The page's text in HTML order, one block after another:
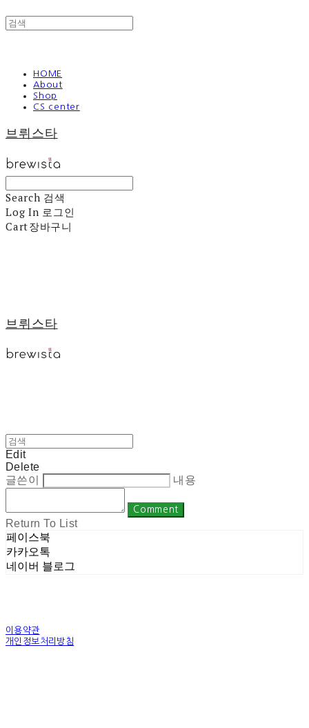
HOME
About
Shop
CS center
브뤼스타
Search 검색
Log In 로그인
Cart장바구니
브뤼스타
Edit
Delete
글쓴이
내용
Comment
Return To List
페이스북
카카오톡
네이버 블로그
이용약관
개인정보처리방침